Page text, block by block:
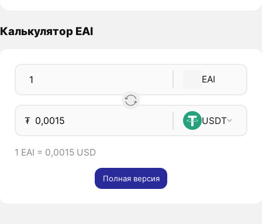
Калькулятор EAI
EAI
₮ USDT
1 EAI = 0,0015 USD
Полная версия